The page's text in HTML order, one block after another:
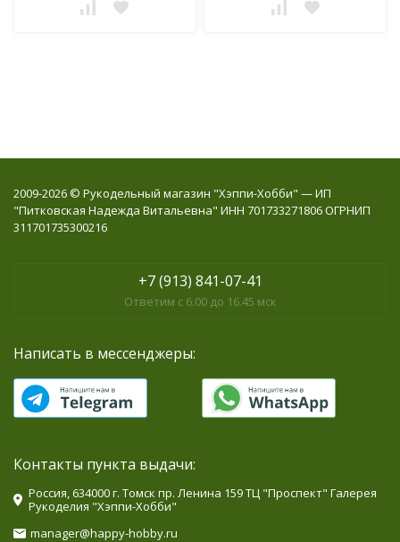
2009-2026 © Рукодельный магазин "Хэппи-Хобби" — ИП
"Питковская Надежда Витальевна" ИНН 701733271806 ОГРНИП
311701735300216
+7 (913) 841-07-41
Ответим с 6.00 до 16.45 мск
Написать в мессенджеры:
Контакты пункта выдачи:
Россия, 634000 г. Томск пр. Ленина 159 ТЦ "Проспект" Галерея
Рукоделия "Хэппи-Хобби"
manager@happy-hobby.ru